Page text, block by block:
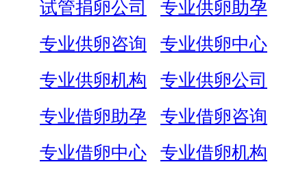
试管捐卵公司
专业供卵助孕
专业供卵咨询
专业供卵中心
专业供卵机构
专业供卵公司
专业借卵助孕
专业借卵咨询
专业借卵中心
专业借卵机构